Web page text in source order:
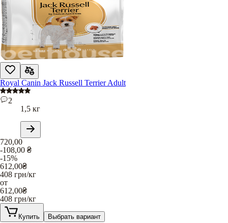
Royal Canin Jack Russell Terrier Adult
2
1,5 кг
720,00
-108,00 ₴
-15%
612,00₴
408 грн/кг
от
612,00₴
408 грн/кг
Купить Выбрать вариант